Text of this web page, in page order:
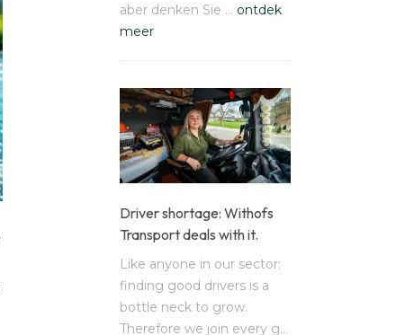
aber denken Sie … ontdek
meer
Driver shortage: Withofs
Transport deals with it.
Like anyone in our sector:
finding good drivers is a
bottle neck to grow.
Therefore we join every g…